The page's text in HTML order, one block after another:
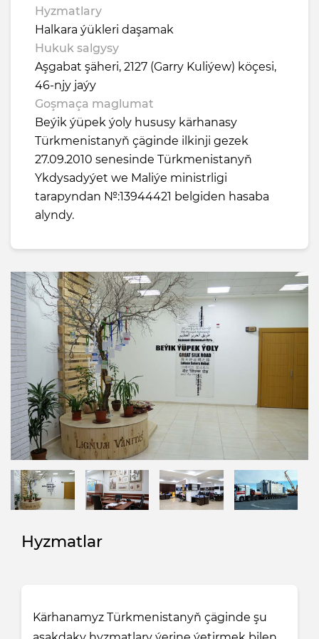
Hyzmatlary
Halkara ýükleri daşamak
Hukuk salgysy
Aşgabat şäheri, 2127 (Garry Kuliýew) köçesi,
46-njy jaýy
Goşmaça maglumat
Beýik ýüpek ýoly hususy kärhanasy
Türkmenistanyň çäginde ilkinji gezek
27.09.2010 senesinde Türkmenistanyň
Ykdysadyýet we Maliýe ministrligi
tarapyndan №:13944421 belgiden hasaba
alyndy.
Hyzmatlar
Kärhanamyz Türkmenistanyň çäginde şu